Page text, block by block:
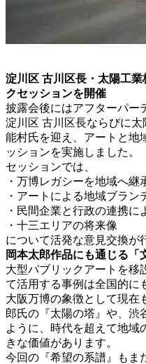
淀川区 古川区長・太陽工
クセッションを開催
披露会後にはアフターパー
淀川区 古川区長ならびに
能村氏を迎え、アートと地
ッションを実施しました。
セッションでは、
・万博レガシーを地域へ継
・アートによる地域ブラン
・民間企業と行政の連携に
・十三エリアの将来像
について活発な意見交換が
岡本太郎作品にも通じる「
大型パブリックアートを移
て活用する事例は全国的に
大阪万博の象徴として現在
郎氏の『太陽の塔』や、渋
ように、時代を超えて地域
きな価値があります。
今回の『希望の系譜』もま